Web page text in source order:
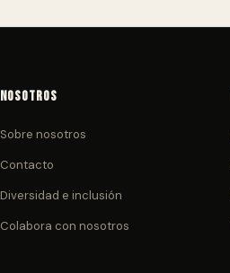
Nosotros
Sobre nosotros
Contacto
Diversidad e inclusión
Colabora con nosotros